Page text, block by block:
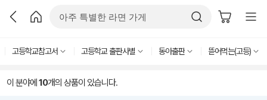
고등학교참고서 고등학교 출판사별 동아출판 뜯어먹는(고등)
이 분야에 10개의 상품이 있습니다.